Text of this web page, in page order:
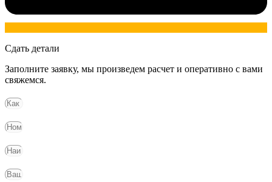
Сдать детали
Заполните заявку, мы произведем расчет и оперативно с вами
свяжемся.